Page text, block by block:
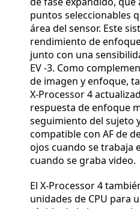
puntos seleccionables
área del sensor. Este
rendimiento de
junto con una
EV -3. Como
de imagen y enfoque,
X-Processor 4
respuesta de enfoque
seguimiento del sujeto
compatible con AF de
ojos cuando se trabaja
cuando se graba video.
El X-Processor 4
unidades de CPU para